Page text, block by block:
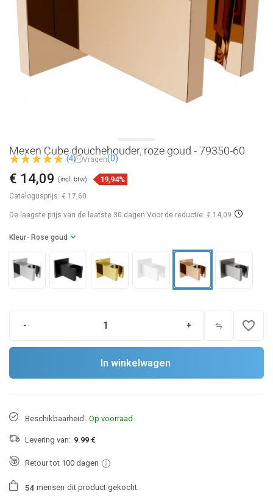
Mexen Cube douchehouder, roze goud - 79350-60
(4) Vragen(0)
Catalogusprijs: € 17,60
€ 14,09 (incl. btw) 19,94%
De laagste prijs van de laatste 30 dagen Voor de reductie: € 14,09
Kleur - Rose goud
- + favorite_border
In winkelwagen
Beschikbaarheid: Op voorraad
Levering van: 9.99 €
Retour tot 100 dagen
54 mensen dit product gekocht.